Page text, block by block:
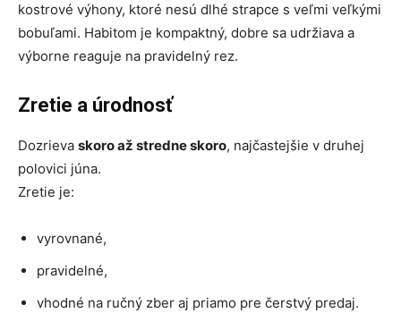
kostrové výhony, ktoré nesú dlhé strapce s veľmi veľkými
bobuľami. Habitom je kompaktný, dobre sa udržiava a
výborne reaguje na pravidelný rez.
Zretie a úrodnosť
Dozrieva skoro až stredne skoro, najčastejšie v druhej
polovici júna.
Zretie je:
vyrovnané,
pravidelné,
vhodné na ručný zber aj priamo pre čerstvý predaj.